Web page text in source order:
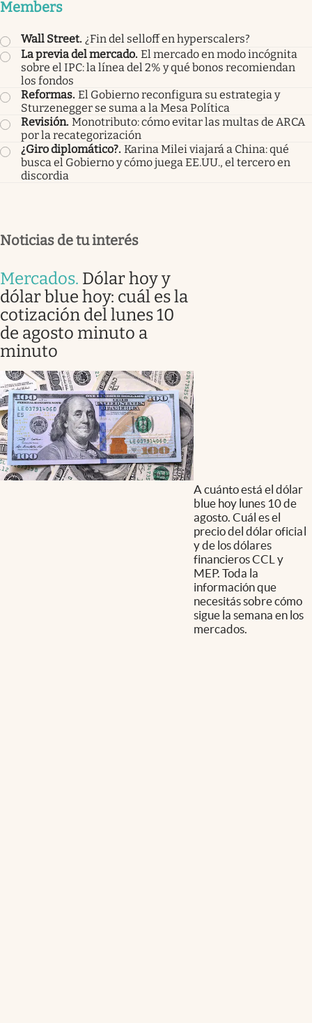
Members
Wall Street. ¿Fin del selloff en hyperscalers?
La previa del mercado. El mercado en modo incógnita
sobre el IPC: la línea del 2% y qué bonos recomiendan
los fondos
Reformas. El Gobierno reconfigura su estrategia y
Sturzenegger se suma a la Mesa Política
Revisión. Monotributo: cómo evitar las multas de ARCA
por la recategorización
¿Giro diplomático?. Karina Milei viajará a China: qué
busca el Gobierno y cómo juega EE.UU., el tercero en
discordia
Noticias de tu interés
Mercados. Dólar hoy y
dólar blue hoy: cuál es la
cotización del lunes 10
de agosto minuto a
minuto
A cuánto está el dólar
blue hoy lunes 10 de
agosto. Cuál es el
precio del dólar oficial
y de los dólares
financieros CCL y
MEP. Toda la
información que
necesitás sobre cómo
sigue la semana en los
mercados.